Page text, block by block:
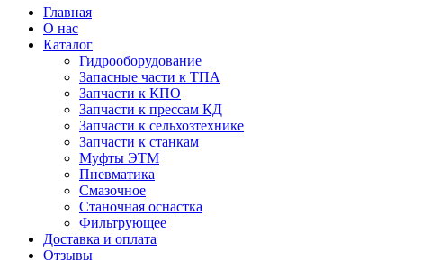
Главная
О нас
Каталог
Гидрооборудование
Запасные части к ТПА
Запчасти к КПО
Запчасти к прессам КД
Запчасти к сельхозтехнике
Запчасти к станкам
Муфты ЭТМ
Пневматика
Смазочное
Станочная оснастка
Фильтрующее
Доставка и оплата
Отзывы